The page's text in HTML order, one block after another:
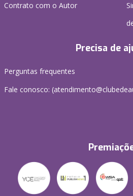
Contrato com o Autor
Precisa de
Perguntas frequentes
Fale conosco: